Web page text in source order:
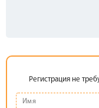
Регистрация не